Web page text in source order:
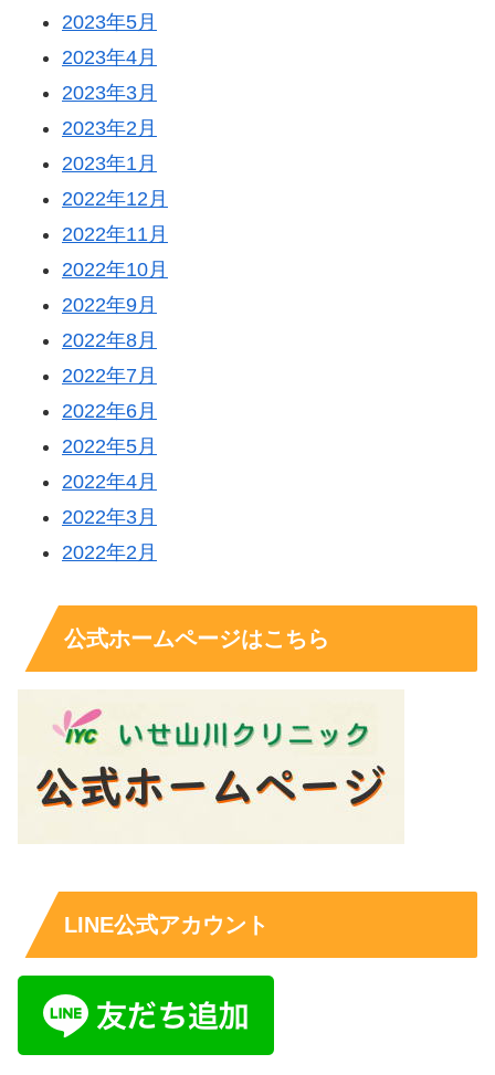
2023年5月
2023年4月
2023年3月
2023年2月
2023年1月
2022年12月
2022年11月
2022年10月
2022年9月
2022年8月
2022年7月
2022年6月
2022年5月
2022年4月
2022年3月
2022年2月
公式ホームページはこちら
LINE公式アカウント